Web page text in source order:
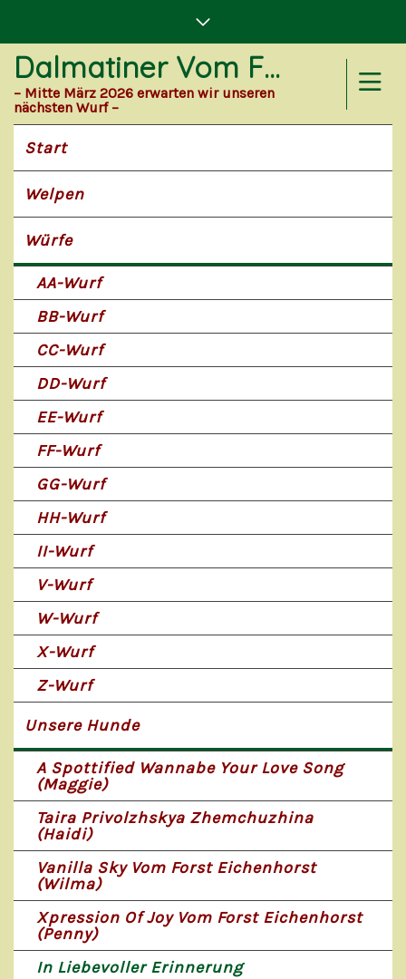
Dalmatiner Vom Forst Eichenhorst
– Mitte März 2026 erwarten wir unseren
nächsten Wurf –
Start
Welpen
Würfe
AA-Wurf
BB-Wurf
CC-Wurf
DD-Wurf
EE-Wurf
FF-Wurf
GG-Wurf
HH-Wurf
II-Wurf
V-Wurf
W-Wurf
X-Wurf
Z-Wurf
Unsere Hunde
A Spottified Wannabe Your Love Song
(Maggie)
Taira Privolzhskya Zhemchuzhina
(Haidi)
Vanilla Sky Vom Forst Eichenhorst
(Wilma)
Xpression Of Joy Vom Forst Eichenhorst
(Penny)
In Liebevoller Erinnerung